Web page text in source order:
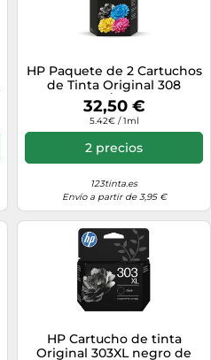
HP Paquete de 2 Cartuchos
de Tinta Original 308
negra/tricolor
32,50 €
5.42€ / 1ml
2 precios
123tinta.es
Envío a partir de 3,95 €
HP Cartucho de tinta
Original 303XL negro de